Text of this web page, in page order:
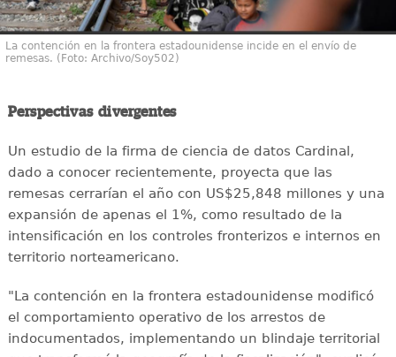
La contención en la frontera estadounidense incide en el envío de
remesas. (Foto: Archivo/Soy502)
Perspectivas divergentes
Un estudio de la firma de ciencia de datos Cardinal,
dado a conocer recientemente, proyecta que las
remesas cerrarían el año con US$25,848 millones y una
expansión de apenas el 1%, como resultado de la
intensificación en los controles fronterizos e internos en
territorio norteamericano.
"La contención en la frontera estadounidense modificó
el comportamiento operativo de los arrestos de
indocumentados, implementando un blindaje territorial